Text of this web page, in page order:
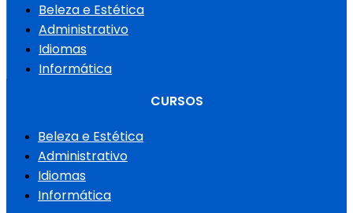
Beleza e Estética
Administrativo
Idiomas
Informática
CURSOS
Beleza e Estética
Administrativo
Idiomas
Informática